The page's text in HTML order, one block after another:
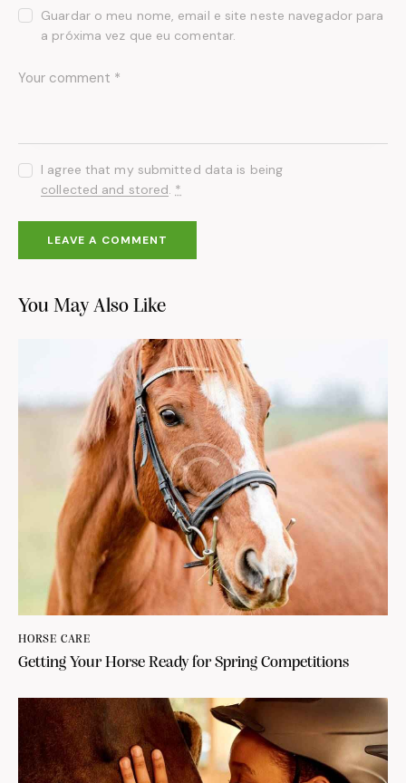
Guardar o meu nome, email e site neste navegador para
a próxima vez que eu comentar.
I agree that my submitted data is being
collected and stored. *
You May Also Like
HORSE CARE
Getting Your Horse Ready for Spring Competitions